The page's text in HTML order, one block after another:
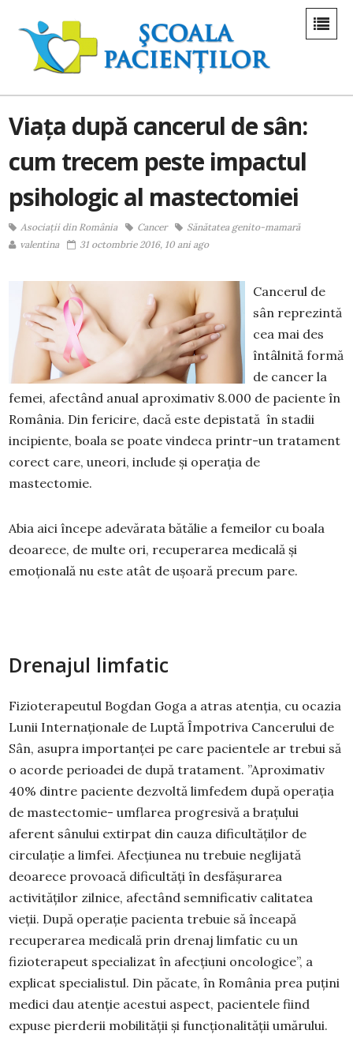
Viața după cancerul de sân:
cum trecem peste impactul
psihologic al mastectomiei
Asociații din România Cancer
Sănătatea genito-mamară
valentina
31 octombrie 2016, 10 ani ago
Cancerul de
sân reprezintă
cea mai des
întâlnită formă
de cancer la
femei, afectând anual aproximativ 8.000 de paciente în
România. Din fericire, dacă este depistată în stadii
incipiente, boala se poate vindeca printr-un tratament
corect care, uneori, include și operația de
mastectomie.
Abia aici începe adevărata bătălie a femeilor cu boala
deoarece, de multe ori, recuperarea medicală și
emoțională nu este atât de ușoară precum pare.
Drenajul limfatic
Fizioterapeutul Bogdan Goga a atras atenția, cu ocazia
Lunii Internaționale de Luptă Împotriva Cancerului de
Sân, asupra importanței pe care pacientele ar trebui să
o acorde perioadei de după tratament. ”Aproximativ
40% dintre paciente dezvoltă limfedem după operația
de mastectomie- umflarea progresivă a brațului
aferent sânului extirpat din cauza dificultăților de
circulație a limfei. Afecțiunea nu trebuie neglijată
deoarece provoacă dificultăți în desfășurarea
activităților zilnice, afectând semnificativ calitatea
vieții. După operație pacienta trebuie să înceapă
recuperarea medicală prin drenaj limfatic cu un
fizioterapeut specializat în afecțiuni oncologice”, a
explicat specialistul. Din păcate, în România prea puțini
medici dau atenție acestui aspect, pacientele fiind
expuse pierderii mobilității și funcționalității umărului.